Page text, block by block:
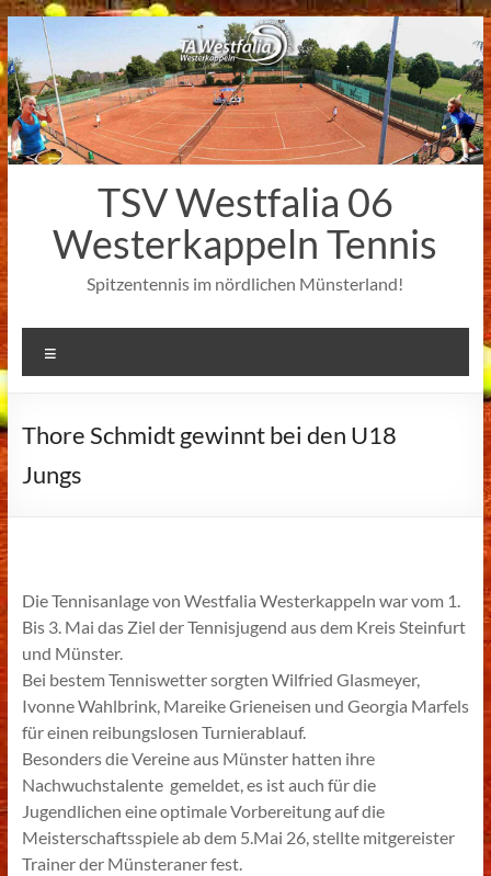
Zum
Inhalt
springen
TSV Westfalia 06
Westerkappeln Tennis
Spitzentennis im nördlichen Münsterland!
Thore Schmidt gewinnt bei den U18
Jungs
Die Tennisanlage von Westfalia Westerkappeln war vom 1.
Bis 3. Mai das Ziel der Tennisjugend aus dem Kreis Steinfurt
und Münster.
Bei bestem Tenniswetter sorgten Wilfried Glasmeyer,
Ivonne Wahlbrink, Mareike Grieneisen und Georgia Marfels
für einen reibungslosen Turnierablauf.
Besonders die Vereine aus Münster hatten ihre
Nachwuchstalente gemeldet, es ist auch für die
Jugendlichen eine optimale Vorbereitung auf die
Meisterschaftsspiele ab dem 5.Mai 26, stellte mitgereister
Trainer der Münsteraner fest.